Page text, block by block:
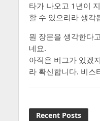
타가 나오고 1년이
할 수 있으리라 생각
뭔 장문을 생각한다
네요.
아직은 버그가 있겠
라 확신합니다. 비스
Recent Posts